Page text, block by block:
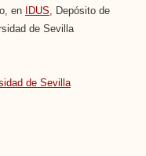
en
IDUS, Depósito de
de Sevilla
de Sevilla